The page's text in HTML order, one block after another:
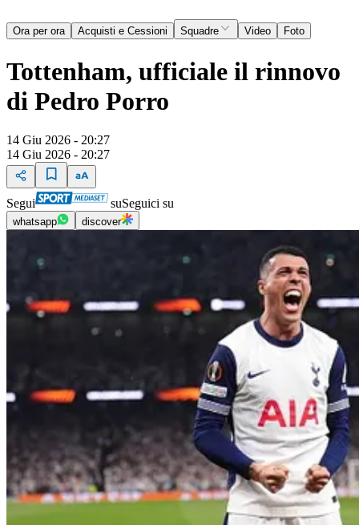
Ora per ora Acquisti e Cessioni Squadre Video Foto
Tottenham, ufficiale il rinnovo
di Pedro Porro
14 Giu 2026 - 20:27
14 Giu 2026 - 20:27
Segui suSeguici su
whatsapp discover